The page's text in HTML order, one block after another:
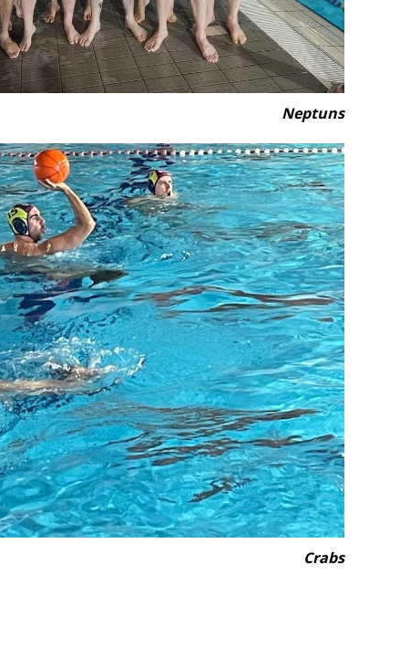
Neptuns
Crabs